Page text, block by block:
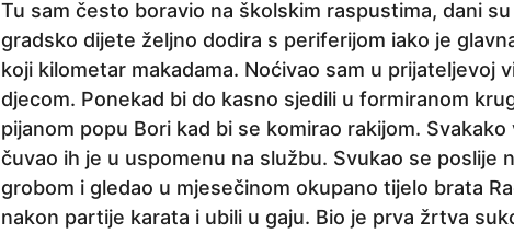
Tu sam često boravio na školskim raspustima, dani
gradsko dijete željno dodira s periferijom iako je
koji kilometar makadama. Noćivao sam u prijateljevoj
djecom. Ponekad bi do kasno sjedili u formiranom
pijanom popu Bori kad bi se komirao rakijom.
čuvao ih je u uspomenu na službu. Svukao se poslije
grobom i gledao u mjesečinom okupano tijelo brata
nakon partije karata i ubili u gaju. Bio je prva žrtva